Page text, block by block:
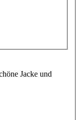
Jacke und